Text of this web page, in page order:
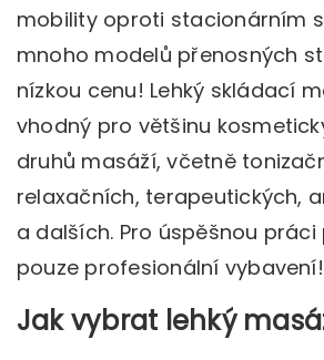
mobility oproti stacionárním
mnoho modelů přenosných
nízkou cenu! Lehký skládací
vhodný pro většinu
druhů masáží, včetně
relaxačních, terapeutických,
a dalších. Pro úspěšnou
pouze profesionální vybavení!
Jak vybrat lehký